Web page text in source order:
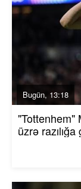
Bugün, 13:18
"Tottenhem"
üzrə razılığa